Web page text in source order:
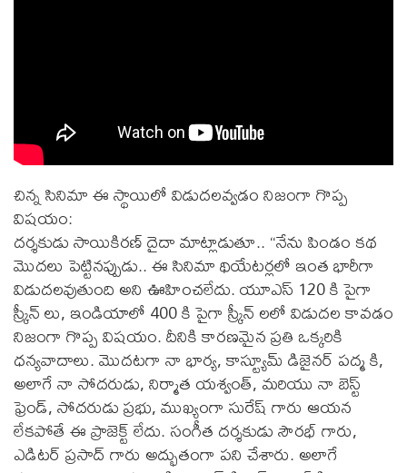
చిన్న సినిమా ఈ స్థాయిలో విడుదలవ్వడం నిజంగా గొప్ప
విషయం:
దర్శకుడు సాయికిరణ్ దైదా మాట్లాడుతూ.. “నేను పిండం కథ
మొదలు పెట్టినప్పుడు.. ఈ సినిమా థియేటర్లలో ఇంత భారీగా
విడుదలవుతుంది అని ఊహించలేదు. యూఎస్ 120 కి పైగా
స్క్రీన్ లు, ఇండియాలో 400 కి పైగా స్క్రీన్ లలో విడుదల కావడం
నిజంగా గొప్ప విషయం. దీనికి కారణమైన ప్రతి ఒక్కరికి
ధన్యవాదాలు. మొదటగా నా భార్య, కాస్ట్యూమ్ డిజైనర్ పద్మ కి,
అలాగే నా సోదరుడు, నిర్మాత యశ్వంత్, మరియు నా బెస్ట్
ఫ్రెండ్, సోదరుడు ప్రభు, ముఖ్యంగా సురేష్ గారు ఆయన
లేకపోతే ఈ ప్రాజెక్ట్ లేదు. సంగీత దర్శకుడు సౌరభ్ గారు,
ఎడిటర్ ప్రసాద్ గారు అద్భుతంగా పని చేశారు. అలాగే